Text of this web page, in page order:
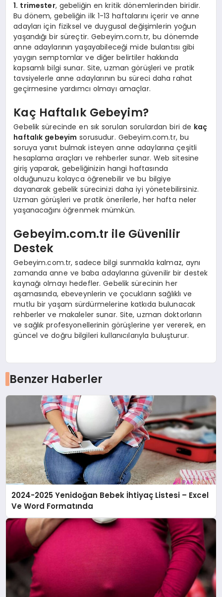
1. trimester, gebeliğin en kritik dönemlerinden biridir.
Bu dönem, gebeliğin ilk 1-13 haftalarını içerir ve anne
adayları için fiziksel ve duygusal değişimlerin yoğun
yaşandığı bir süreçtir. Gebeyim.com.tr, bu dönemde
anne adaylarının yaşayabileceği mide bulantısı gibi
yaygın semptomlar ve diğer belirtiler hakkında
kapsamlı bilgi sunar. Site, uzman görüşleri ve pratik
tavsiyelerle anne adaylarının bu süreci daha rahat
geçirmesine yardımcı olmayı amaçlar.
Kaç Haftalık Gebeyim?
Gebelik sürecinde en sık sorulan sorulardan biri de kaç
haftalık gebeyim sorusudur. Gebeyim.com.tr, bu
soruya yanıt bulmak isteyen anne adaylarına çeşitli
hesaplama araçları ve rehberler sunar. Web sitesine
giriş yaparak, gebeliğinizin hangi haftasında
olduğunuzu kolayca öğrenebilir ve bu bilgiye
dayanarak gebelik sürecinizi daha iyi yönetebilirsiniz.
Uzman görüşleri ve pratik önerilerle, her hafta neler
yaşanacağını öğrenmek mümkün.
Gebeyim.com.tr ile Güvenilir
Destek
Gebeyim.com.tr, sadece bilgi sunmakla kalmaz, aynı
zamanda anne ve baba adaylarına güvenilir bir destek
kaynağı olmayı hedefler. Gebelik sürecinin her
aşamasında, ebeveynlerin ve çocukların sağlıklı ve
mutlu bir yaşam sürdürmelerine katkıda bulunacak
rehberler ve makaleler sunar. Site, uzman doktorların
ve sağlık profesyonellerinin görüşlerine yer vererek, en
güncel ve doğru bilgileri kullanıcılarıyla buluşturur.
Benzer Haberler
2024-2025 Yenidoğan Bebek İhtiyaç Listesi – Excel
Ve Word Formatında